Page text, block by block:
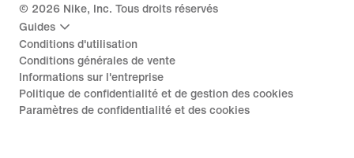
© 2026 Nike, Inc. Tous droits réservés
Guides
Conditions d'utilisation
Conditions générales de vente
Informations sur l'entreprise
Politique de confidentialité et de gestion des cookies
Paramètres de confidentialité et des cookies